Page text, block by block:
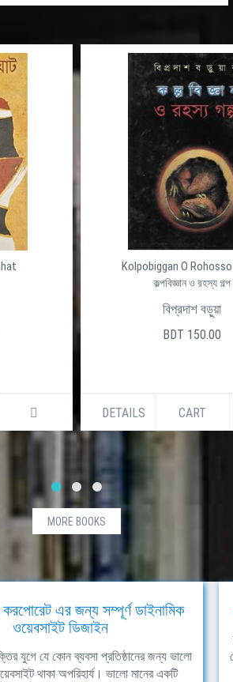
Kolpobiggan O
কল্পবিজ্ঞান ও রহস্য গল্প
বিপ্রদাশ বড়ুয়া
BDT 150.00
DETAILS CART
MORE BOOKS
এর জন্য সম্পূর্ণ ডাইনামিক
ওয়েবসাইট ডিজাইন
যুগে যে কোন ব্যবসা প্রতিষ্ঠানের জন্য ভালো
থাকা অপরিহার্য। ভালো মানের একটি